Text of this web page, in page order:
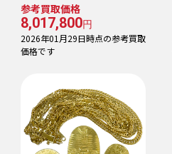
参考買取価格
8,017,800円
2026年01月29日時点の参考買取
価格です